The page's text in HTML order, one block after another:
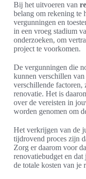
Bij het uitvoeren van
belang om rekening te
vergunningen en
in een vroeg stadium
onderzoeken, om
project te voorkomen.
De vergunningen die
kunnen verschillen
verschillende factoren,
renovatie. Het is
over de vereisten in
worden genomen om
Het verkrijgen van de
tijdrovend proces zijn
Zorg er daarom voor
renovatiebudget en dat
de totale kosten van je